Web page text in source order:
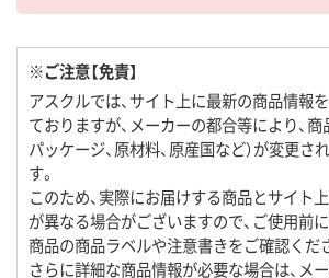
※ご注意【免責】
アスクルでは、サイト上に最新の商品情報
ておりますが、メーカーの都合等により、商
パッケージ、原材料、原産国など）が変更さ
す。
このため、実際にお届けする商品とサイト
が異なる場合がございますので、ご使用前
商品の商品ラベルや注意書きをご確認くだ
さらに詳細な商品情報が必要な場合は、メ